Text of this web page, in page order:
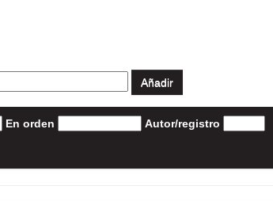
En orden Autor/registro